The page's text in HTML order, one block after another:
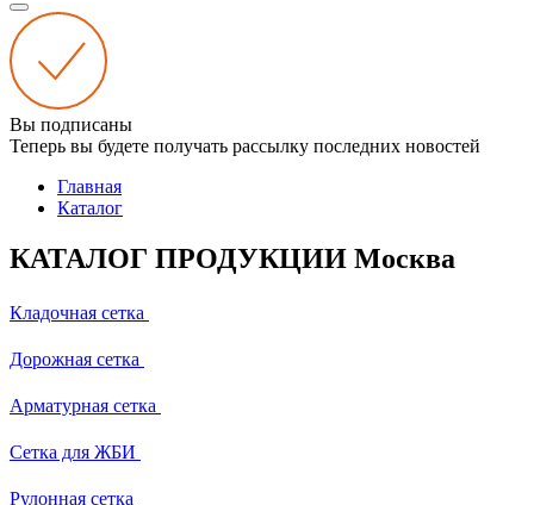
Вы подписаны
Теперь вы будете получать рассылку последних новостей
Главная
Каталог
КАТАЛОГ ПРОДУКЦИИ Москва
Кладочная сетка
Дорожная сетка
Арматурная сетка
Сетка для ЖБИ
Рулонная сетка